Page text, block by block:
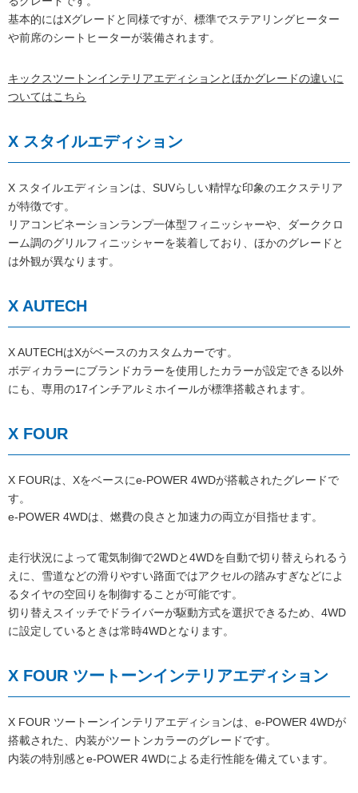
基本的にはXグレードと同様ですが、標準でステアリングヒーター
や前席のシートヒーターが装備されます。
キックスツートンインテリアエディションとほかグレードの違いに
ついてはこちら
X スタイルエディション
X スタイルエディションは、SUVらしい精悍な印象のエクステリア
が特徴です。
リアコンビネーションランプ一体型フィニッシャーや、ダーククロ
ーム調のグリルフィニッシャーを装着しており、ほかのグレードと
は外観が異なります。
X AUTECH
X AUTECHはXがベースのカスタムカーです。
ボディカラーにブランドカラーを使用したカラーが設定できる以外
にも、専用の17インチアルミホイールが標準搭載されます。
X FOUR
X FOURは、Xをベースにe-POWER 4WDが搭載されたグレードで
す。
e-POWER 4WDは、燃費の良さと加速力の両立が目指せます。
走行状況によって電気制御で2WDと4WDを自動で切り替えられるう
えに、雪道などの滑りやすい路面ではアクセルの踏みすぎなどによ
るタイヤの空回りを制御することが可能です。
切り替えスイッチでドライバーが駆動方式を選択できるため、4WD
に設定しているときは常時4WDとなります。
X FOUR ツートーンインテリアエディション
X FOUR ツートーンインテリアエディションは、e-POWER 4WDが
搭載された、内装がツートンカラーのグレードです。
内装の特別感とe-POWER 4WDによる走行性能を備えています。